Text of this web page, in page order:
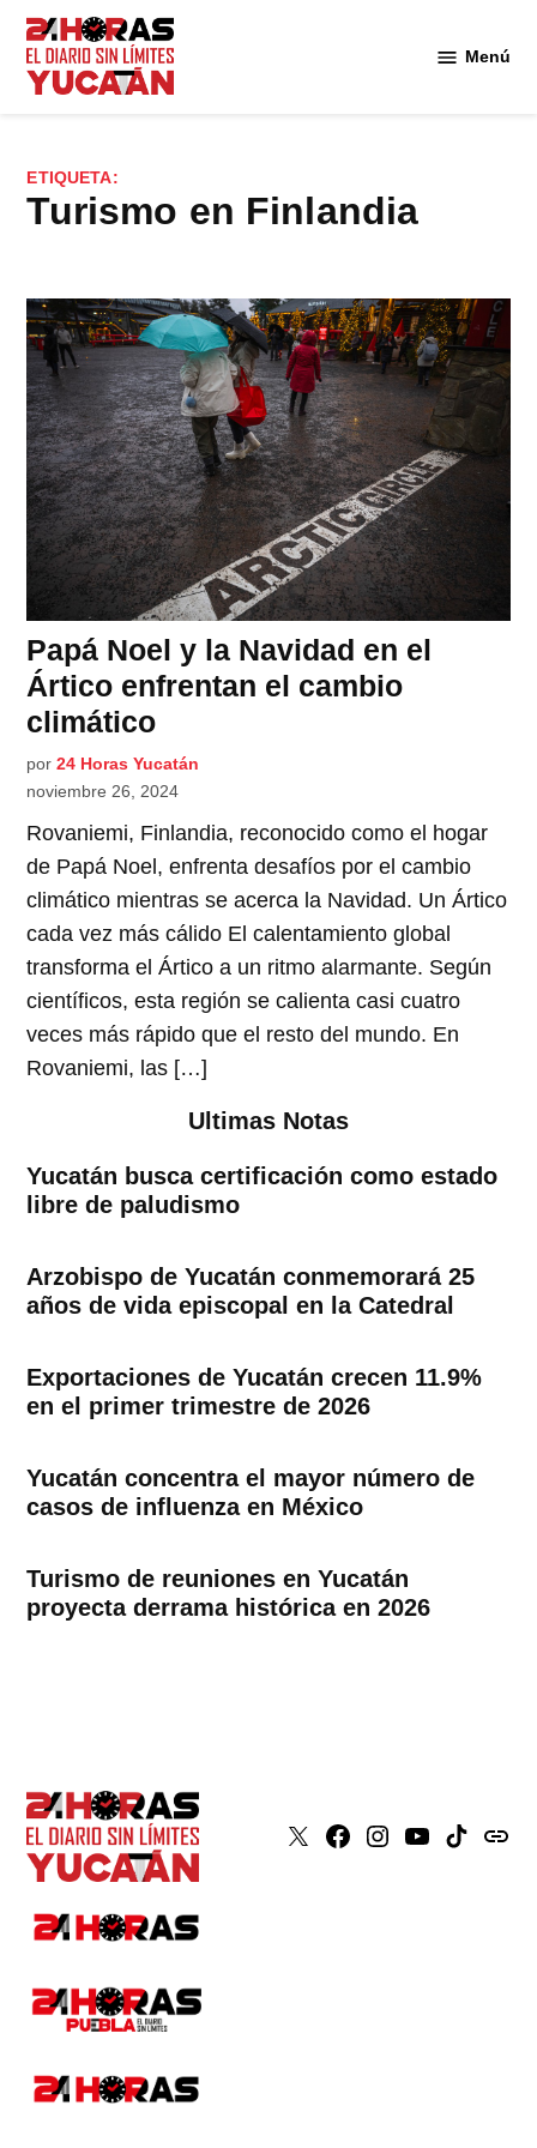
Saltar
contenido
Menú
ETIQUETA:
turismo en Finlandia
Papá Noel y la Navidad en el
Ártico enfrentan el cambio
climático
por 24 Horas Yucatán
noviembre 26, 2024
Rovaniemi, Finlandia, reconocido como el hogar
de Papá Noel, enfrenta desafíos por el cambio
climático mientras se acerca la Navidad. Un Ártico
cada vez más cálido El calentamiento global
transforma el Ártico a un ritmo alarmante. Según
científicos, esta región se calienta casi cuatro
veces más rápido que el resto del mundo. En
Rovaniemi, las […]
Ultimas Notas
Yucatán busca certificación como estado
libre de paludismo
Arzobispo de Yucatán conmemorará 25
años de vida episcopal en la Catedral
Exportaciones de Yucatán crecen 11.9%
en el primer trimestre de 2026
Yucatán concentra el mayor número de
casos de influenza en México
Turismo de reuniones en Yucatán
proyecta derrama histórica en 2026
X Faceboook
Instagram
YoutubeTiktokissuu